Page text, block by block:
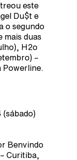
este
Du$t e
o segundo
mais duas
H2o
–
Powerline.
(sábado)
Benvindo
Curitiba,